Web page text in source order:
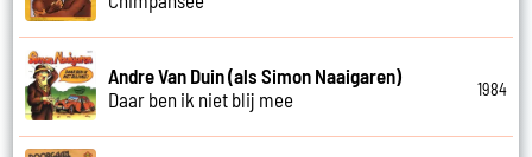
Andre Van Duin (als Simon Naaigaren)
Daar ben ik niet blij mee
1984